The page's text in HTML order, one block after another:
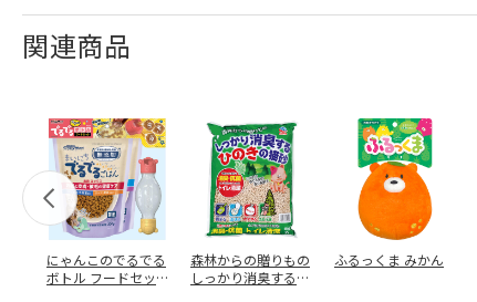
関連商品
にゃんこのでるでる
ボトル フードセッ
森林からの贈りもの
しっかり消臭するひ
ふるっくま みかん